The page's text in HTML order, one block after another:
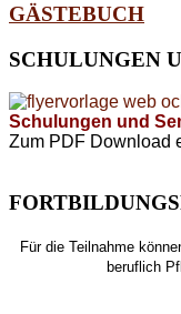
GÄSTEBUCH
SCHULUNGEN
Schulungen und
Zum PDF Download
Für die Teilnahme
beruflich